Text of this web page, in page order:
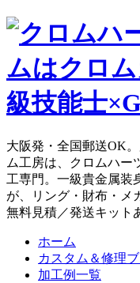
大阪発・全国郵送OK
ム工房は、クロムハー
工専門。一級貴金属装
が、リング・財布・メ
無料見積／発送キット
ホーム
カスタム＆修理
加工例一覧